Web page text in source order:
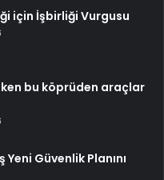
için İşbirliği Vurgusu
bu köprüden araçlar
Güvenlik Planını